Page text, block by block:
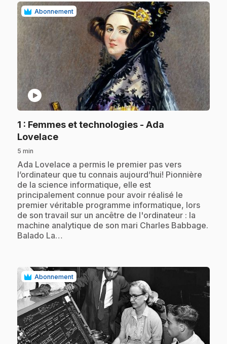
Abonnement
play_circle
1 : Femmes et technologies - Ada
Lovelace.
5 min
.Ada Lovelace a permis le premier pas vers
l’ordinateur que tu connais aujourd’hui! Pionnière
de la science informatique, elle est
principalement connue pour avoir réalisé le
premier véritable programme informatique, lors
de son travail sur un ancêtre de l'ordinateur : la
machine analytique de son mari Charles Babbage.
Balado La…
Abonnement